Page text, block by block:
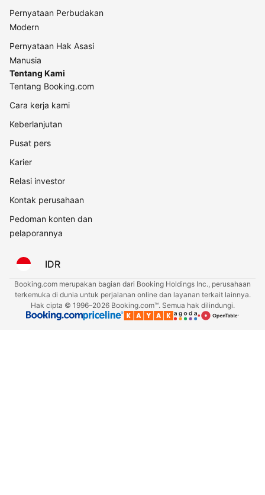
Pernyataan Perbudakan
Modern
Pernyataan Hak Asasi
Manusia
Tentang Kami
Tentang Booking.com
Cara kerja kami
Keberlanjutan
Pusat pers
Karier
Relasi investor
Kontak perusahaan
Pedoman konten dan
pelaporannya
IDR
Booking.com merupakan bagian dari Booking Holdings Inc., perusahaan
terkemuka di dunia untuk perjalanan online dan layanan terkait lainnya.
Hak cipta © 1996–2026 Booking.com™. Semua hak dilindungi.